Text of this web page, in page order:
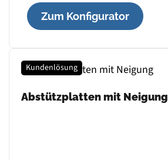
Zum Konfigurator
Abstützplatten mit Neigung
Kundenlösung